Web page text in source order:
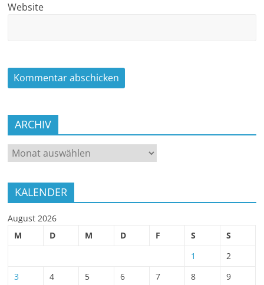
Website
ARCHIV
ARCHIV
KALENDER
August 2026
M
D M D F S
S
1
2
3
4 5 6 7 8
9